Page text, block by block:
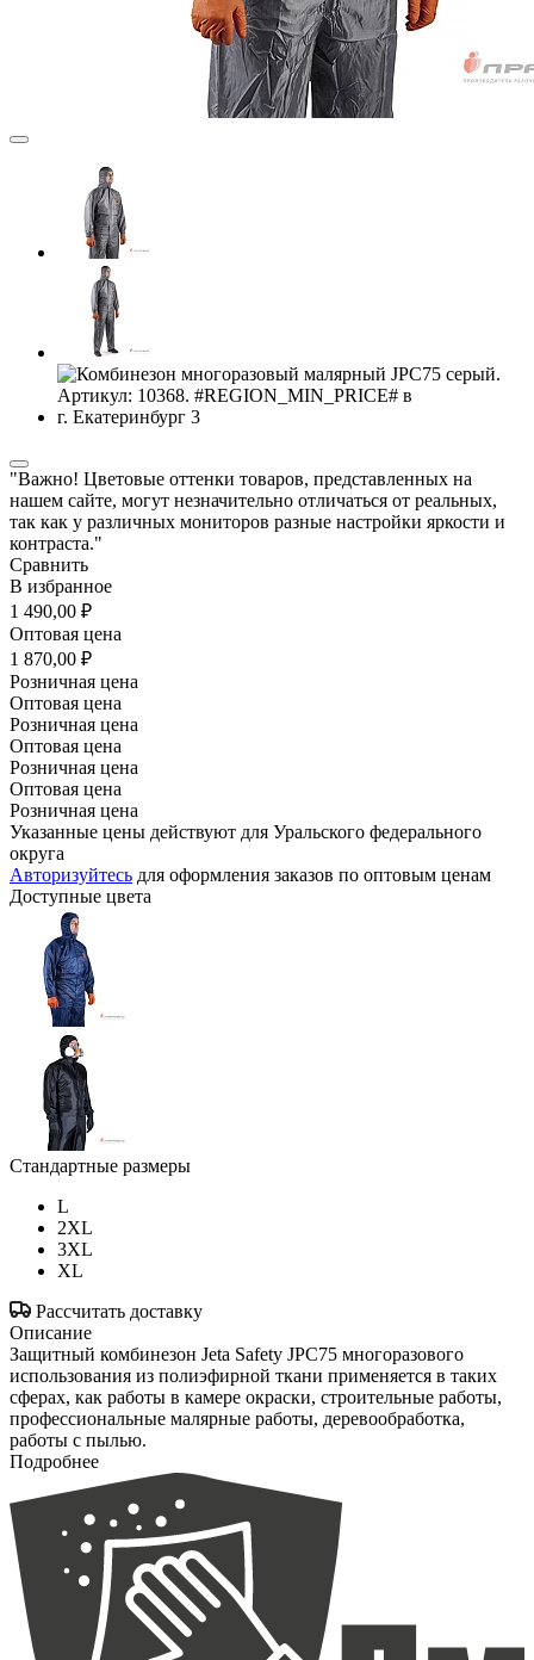
"Важно! Цветовые оттенки товаров, представленных на
нашем сайте, могут незначительно отличаться от реальных,
так как у различных мониторов разные настройки яркости и
контраста."
Сравнить
В избранное
1 490,00 ₽
Оптовая цена
1 870,00 ₽
Розничная цена
Оптовая цена
Розничная цена
Оптовая цена
Розничная цена
Оптовая цена
Розничная цена
Указанные цены действуют для Уральского федерального
округа
Авторизуйтесь для оформления заказов по оптовым ценам
Доступные цвета
Стандартные размеры
L
2XL
3XL
XL
Рассчитать доставку
Описание
Защитный комбинезон Jeta Safety JPC75 многоразового
использования из полиэфирной ткани применяется в таких
сферах, как работы в камере окраски, строительные работы,
профессиональные малярные работы, деревообработка,
работы с пылью.
Подробнее